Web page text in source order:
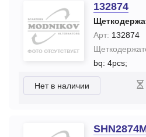
132874
Арт: 132874
bq: 4pcs;
Нет в наличии